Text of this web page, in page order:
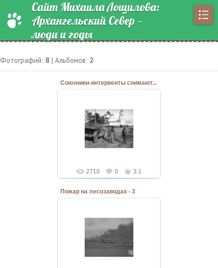
Сайт Михаила Лощилова:
Архангельский Север —
люди и годы
Фотографий: 8 | Альбомов: 2
Союзники-интервенты снимают...
20.03.2011
Архангельск, 25 июня 1919 года,
угол Архиерейской (ныне
Урицкого) улицы и Набережной,
фото с сайта http://pbma...
Bannostrov
2710 0 3.1
Пожар на лесозаводах - 3
20.03.2011
Снятый 3 сентября 1919 года
интервентами, а поданным белой
милиции ими же и устроенный
пожар на маймаксанских лесозав...
Bannostrov